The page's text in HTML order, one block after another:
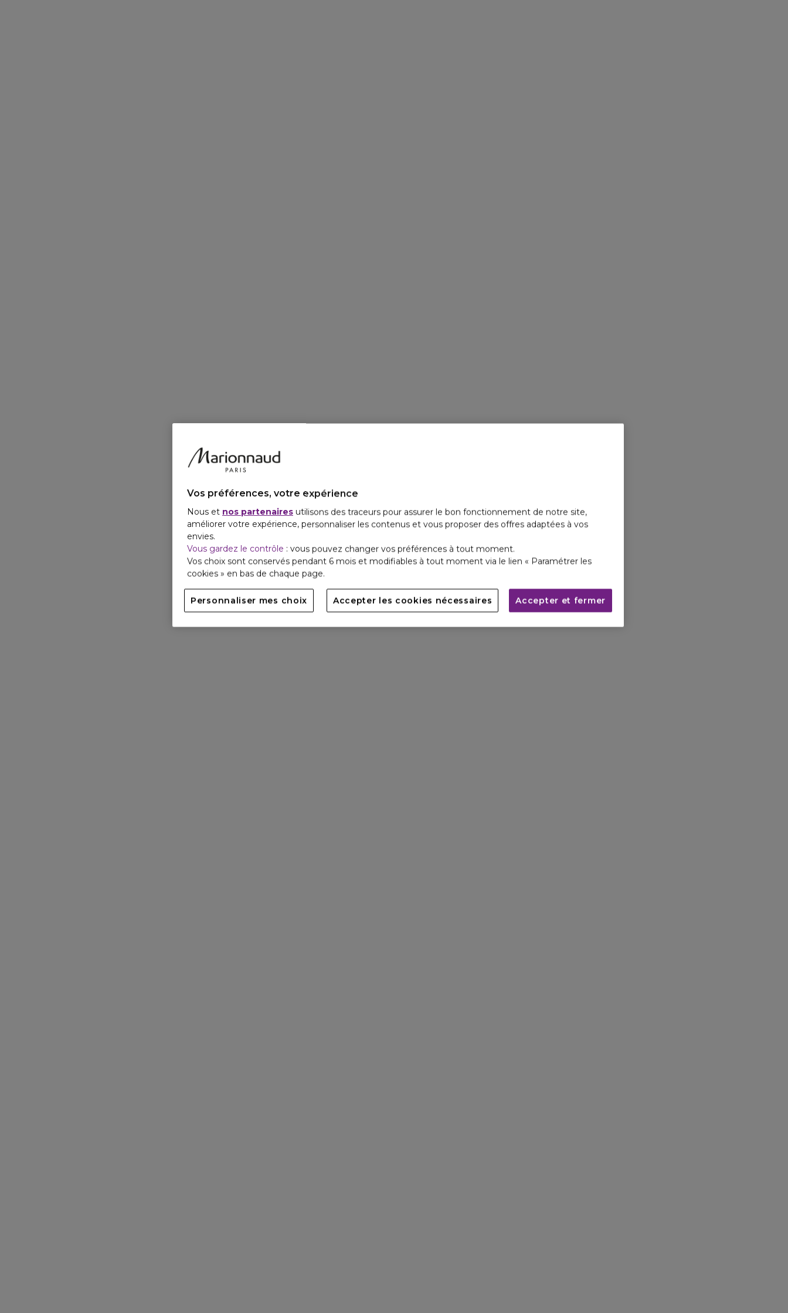
Vos préférences, votre expérience
Nous et nos partenaires utilisons des traceurs pour assurer le bon fonctionnement de notre site,
améliorer votre expérience, personnaliser les contenus et vous proposer des offres adaptées à vos
envies.
Vous gardez le contrôle : vous pouvez changer vos préférences à tout moment.
Vos choix sont conservés pendant 6 mois et modifiables à tout moment via le lien « Paramétrer les
cookies » en bas de chaque page.
Personnaliser mes choix Accepter les cookies nécessaires Accepter et fermer